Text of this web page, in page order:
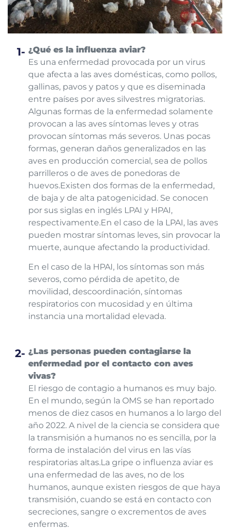
¿Qué es la influenza aviar?
Es una enfermedad provocada por un virus
que afecta a las aves domésticas, como pollos,
gallinas, pavos y patos y que es diseminada
entre países por aves silvestres migratorias.
Algunas formas de la enfermedad solamente
provocan a las aves síntomas leves y otras
provocan síntomas más severos. Unas pocas
formas, generan daños generalizados en las
aves en producción comercial, sea de pollos
parrilleros o de aves de ponedoras de
huevos.Existen dos formas de la enfermedad,
de baja y de alta patogenicidad. Se conocen
por sus siglas en inglés LPAI y HPAI,
respectivamente.En el caso de la LPAI, las aves
pueden mostrar síntomas leves, sin provocar la
muerte, aunque afectando la productividad.
En el caso de la HPAI, los síntomas son más
severos, como pérdida de apetito, de
movilidad, descoordinación, síntomas
respiratorios con mucosidad y en última
instancia una mortalidad elevada.
¿Las personas pueden contagiarse la
enfermedad por el contacto con aves
vivas?
El riesgo de contagio a humanos es muy bajo.
En el mundo, según la OMS se han reportado
menos de diez casos en humanos a lo largo del
año 2022. A nivel de la ciencia se considera que
la transmisión a humanos no es sencilla, por la
forma de instalación del virus en las vías
respiratorias altas.La gripe o influenza aviar es
una enfermedad de las aves, no de los
humanos, aunque existen riesgos de que haya
transmisión, cuando se está en contacto con
secreciones, sangre o excrementos de aves
enfermas.